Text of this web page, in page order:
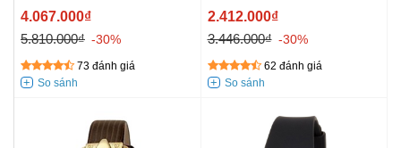
4.067.000₫
5.810.000₫ -30%
73 đánh giá
2.412.000₫
3.446.000₫ -30%
62 đánh giá